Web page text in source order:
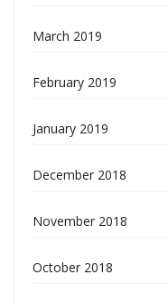
March 2019
February 2019
January 2019
December 2018
November 2018
October 2018